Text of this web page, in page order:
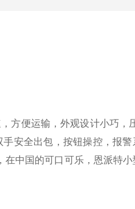
方便运输，外观设计小巧，
安全出包，按钮操控，报
中国的可口可乐，恩派特小